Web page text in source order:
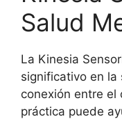
Salud
La Kinesia
significativo en la
conexión entre el
práctica puede